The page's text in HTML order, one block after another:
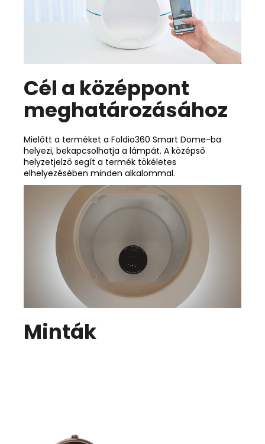
Cél a középpont
meghatározásához
Mielőtt a terméket a Foldio360 Smart Dome-ba
helyezi, bekapcsolhatja a lámpát. A középső
helyzetjelző segít a termék tökéletes
elhelyezésében minden alkalommal.
Minták